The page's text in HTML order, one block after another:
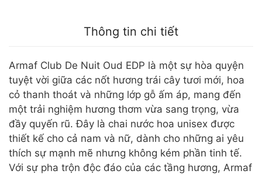
Thông tin chi tiết
Armaf Club De Nuit Oud EDP là một sự hòa quyện
tuyệt vời giữa các nốt hương trái cây tươi mới, hoa
cỏ thanh thoát và những lớp gỗ ấm áp, mang đến
một trải nghiệm hương thơm vừa sang trọng, vừa
đầy quyến rũ. Đây là chai nước hoa unisex được
thiết kế cho cả nam và nữ, dành cho những ai yêu
thích sự mạnh mẽ nhưng không kém phần tinh tế.
Với sự pha trộn độc đáo của các tầng hương, Armaf